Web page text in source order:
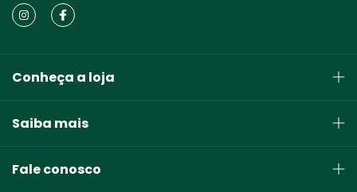
Conheça a loja
Saiba mais
Fale conosco